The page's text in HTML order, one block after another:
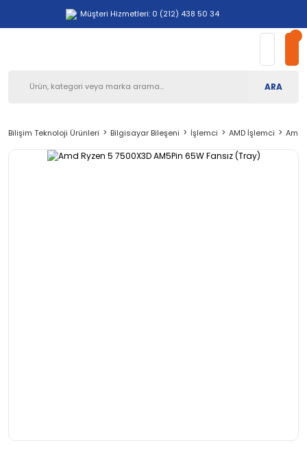
Müşteri Hizmetleri: 0 (212) 438 50 34
ARA
Bilişim Teknoloji Ürünleri Bilgisayar Bileşeni İşlemci AMD İşlemci Amd